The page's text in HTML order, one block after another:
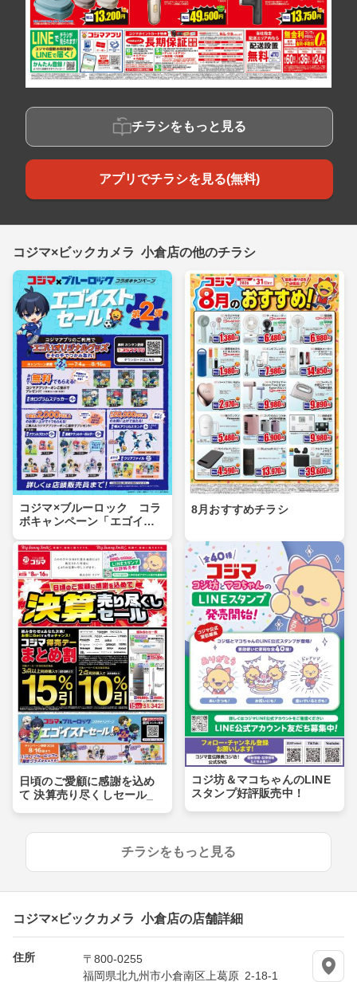
チラシをもっと見る
アプリでチラシを見る(無料)
コジマ×ビックカメラ 小倉店の他のチラシ
コジマ×ブルーロック コラ
ボキャンペーン「エゴイス
8月おすすめチラシ
日頃のご愛顧に感謝を込め
て 決算売り尽くしセール_
コジ坊＆マコちゃんのLINE
スタンプ好評販売中！
チラシをもっと見る
コジマ×ビックカメラ 小倉店の店舗詳細
住所
〒800-0255
福岡県北九州市小倉南区上葛原 2-18-1